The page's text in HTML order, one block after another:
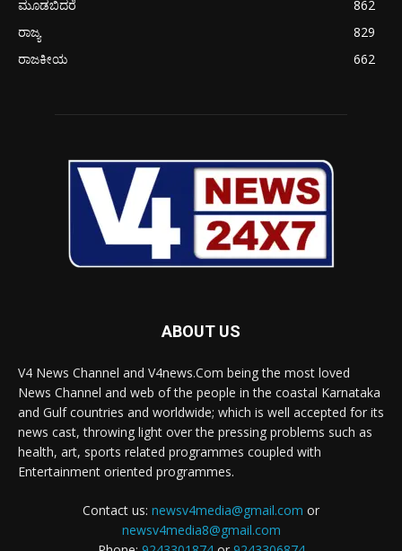
ಮೂಡಬಿದರೆ
862
ರಾಜ್ಯ
829
ರಾಜಕೀಯ
662
ABOUT US
V4 News Channel and V4news.Com being the most loved
News Channel and web of the people in the coastal Karnataka
and Gulf countries and worldwide; which is well accepted for its
news cast, throwing light over the pressing problems such as
health, art, sports related programmes coupled with
Entertainment oriented programmes.
Contact us: newsv4media@gmail.com or
newsv4media8@gmail.com